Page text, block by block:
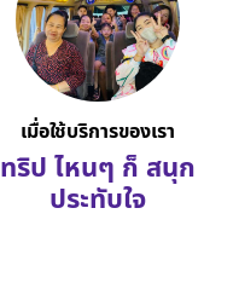
เมื่อใช้บริการของเรา
ทริป ไหนๆ ก็ สนุก
ประทับใจ